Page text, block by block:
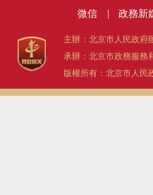
微信 政務新
主辦：北京市人民政府
承辦：北京市政務服務
版權所有：北京市人民